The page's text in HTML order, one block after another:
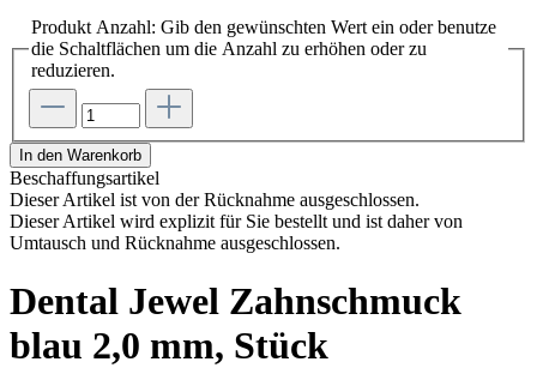
Produkt Anzahl: Gib den gewünschten Wert ein oder benutze
die Schaltflächen um die Anzahl zu erhöhen oder zu
reduzieren.
In den Warenkorb
Beschaffungsartikel
Dieser Artikel ist von der Rücknahme ausgeschlossen.
Dieser Artikel wird explizit für Sie bestellt und ist daher von
Umtausch und Rücknahme ausgeschlossen.
Dental Jewel Zahnschmuck
blau 2,0 mm, Stück